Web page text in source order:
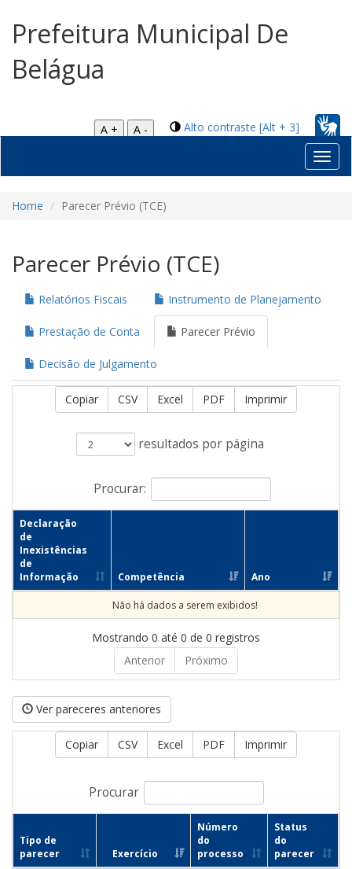
Prefeitura Municipal De
Belágua
Alto contraste [Alt + 3]
A +
A -
Home Parecer Prévio (TCE)
Parecer Prévio (TCE)
Relatórios Fiscais Instrumento de Planejamento
Prestação de Conta Parecer Prévio
Decisão de Julgamento
Copiar CSV Excel PDF Imprimir
resultados por página
Procurar:
Declaração
de
Inexistências
de
Informação
Competência Ano
Não há dados a serem exibidos!
Mostrando 0 até 0 de 0 registros
Anterior
Próximo
Ver pareceres anteriores
Copiar CSV Excel PDF Imprimir
Procurar
Tipo de
parecer
Exercício
Número
do
processo
Status
do
parecer